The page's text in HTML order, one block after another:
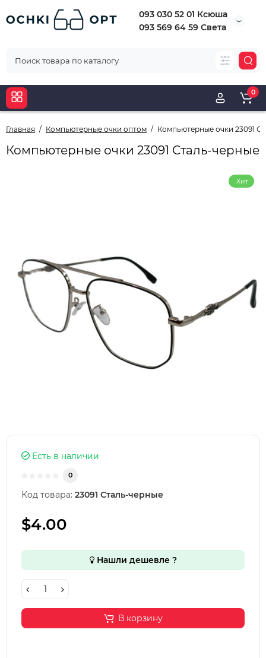
093 030 52 01 Ксюша
093 569 64 59 Света
0
Главная Компьютерные очки оптом Компьютерные очки 23091
Компьютерные очки 23091 Сталь-черные
Хит
Есть в наличии
0
Код товара: 23091 Сталь-черные
$4.00
Нашли дешевле ?
В корзину